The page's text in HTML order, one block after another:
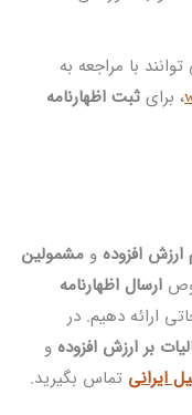
با مراجعه به
، برای ثبت اظهارنامه
ارزش افزوده و مشمولین
ارسال اظهارنامه
ارائه دهیم. در
بر ارزش افزوده و
ایرانی تماس بگیرید.